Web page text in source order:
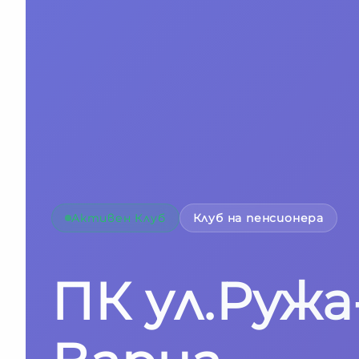
Активен Клуб Клуб на пенсионера
ПК